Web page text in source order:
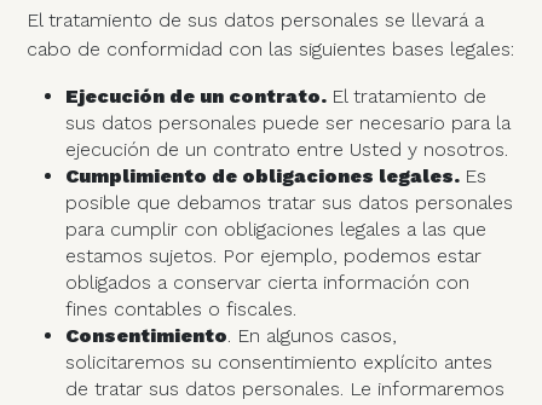
El tratamiento de sus datos personales se llevará a
cabo de conformidad con las siguientes bases legales:
Ejecución de un contrato. El tratamiento de
sus datos personales puede ser necesario para la
ejecución de un contrato entre Usted y nosotros.
Cumplimiento de obligaciones legales. Es
posible que debamos tratar sus datos personales
para cumplir con obligaciones legales a las que
estamos sujetos. Por ejemplo, podemos estar
obligados a conservar cierta información con
fines contables o fiscales.
Consentimiento. En algunos casos,
solicitaremos su consentimiento explícito antes
de tratar sus datos personales. Le informaremos